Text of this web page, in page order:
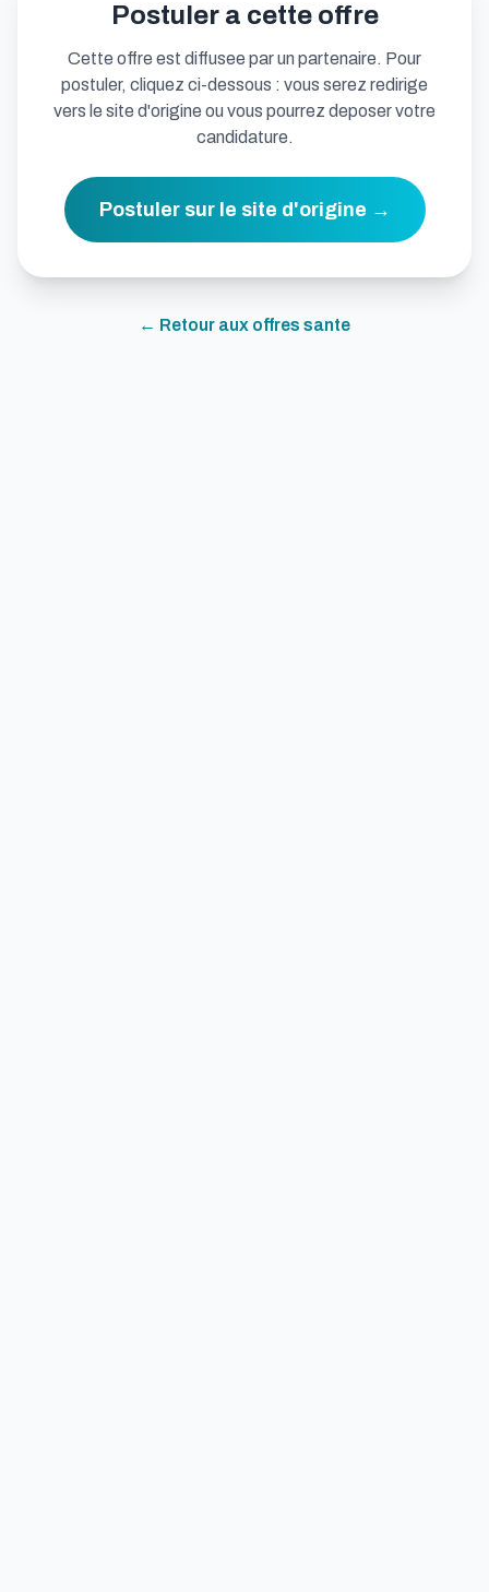
Postuler a cette offre
Cette offre est diffusee par un partenaire. Pour
postuler, cliquez ci-dessous : vous serez redirige
vers le site d'origine ou vous pourrez deposer votre
candidature.
Postuler sur le site d'origine →
← Retour aux offres sante